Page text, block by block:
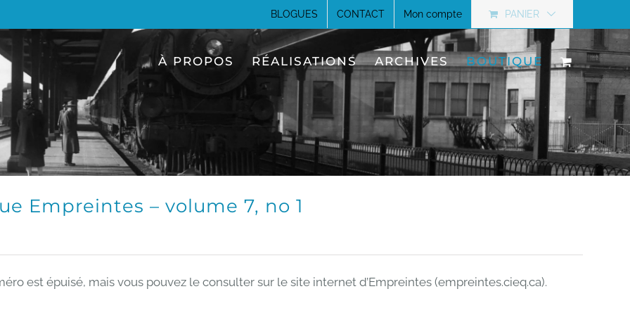
BLOGUES CONTACT Mon compte PANIER
À PROPOS RÉALISATIONS ARCHIVES BOUTIQUE
Empreintes – volume 7, no 1
est épuisé, mais vous pouvez le consulter sur le site internet d’Empreintes (empreintes.cieq.ca).